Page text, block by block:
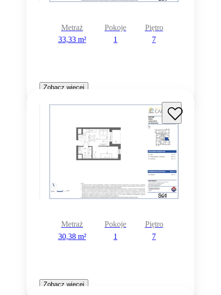
Metraż
33,33 m²
Pokoje
1
Piętro
7
Zobacz więcej
Metraż
30,38 m²
Pokoje
1
Piętro
7
Zobacz więcej